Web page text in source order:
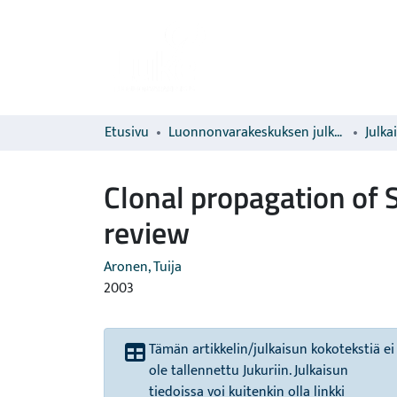
Etusivu Luonnonvarakeskuksen julkaisut
Clonal propagation of
review
Aronen, Tuija
2003
Tämän artikkelin/julkaisun kokotekstiä ei
ole tallennettu Jukuriin. Julkaisun
tiedoissa voi kuitenkin olla linkki